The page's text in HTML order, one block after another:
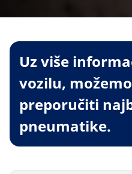
Uz više
vozilu,
preporučiti
pneumatike.